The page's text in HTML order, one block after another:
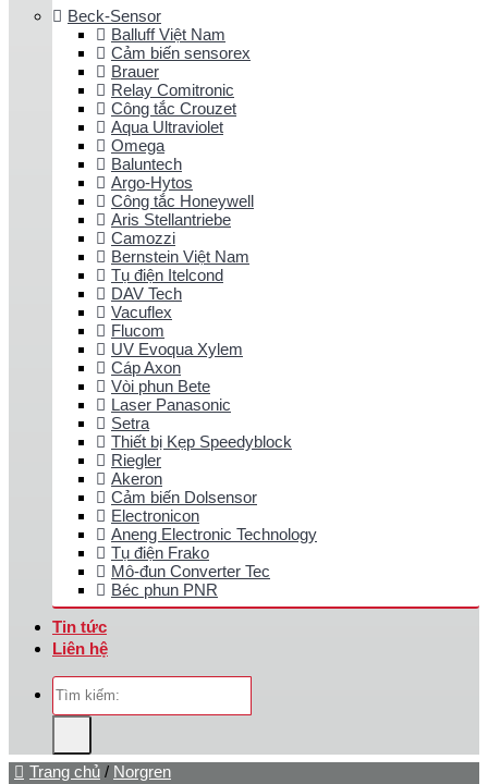
Beck-Sensor
Balluff Việt Nam
Cảm biến sensorex
Brauer
Relay Comitronic
Công tắc Crouzet
Aqua Ultraviolet
Omega
Baluntech
Argo-Hytos
Công tắc Honeywell
Aris Stellantriebe
Camozzi
Bernstein Việt Nam
Tụ điện Itelcond
DAV Tech
Vacuflex
Flucom
UV Evoqua Xylem
Cáp Axon
Vòi phun Bete
Laser Panasonic
Setra
Thiết bị Kẹp Speedyblock
Riegler
Akeron
Cảm biến Dolsensor
Electronicon
Aneng Electronic Technology
Tụ điện Frako
Mô-đun Converter Tec
Béc phun PNR
Tin tức
Liên hệ
Tìm
kiếm:
Trang chủ / Norgren